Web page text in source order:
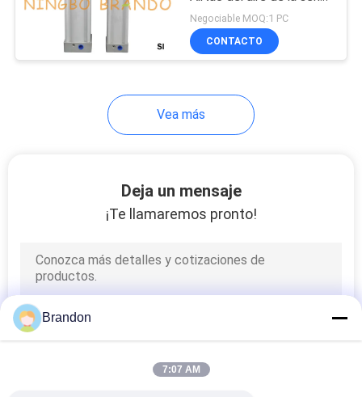
la válvula
Conector de la
bobina del
solenoide
del SI
Negociable MOQ:1 PC
CONTACTO
Vea más
Deja un mensaje
¡Te llamaremos pronto!
Brandon
7:07 AM